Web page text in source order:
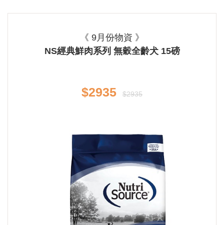
《 9月份物資 》
NS經典鮮肉系列 無穀全齡犬 15磅
$2935 $2935